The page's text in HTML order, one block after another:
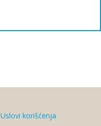
Uslovi korišćenja